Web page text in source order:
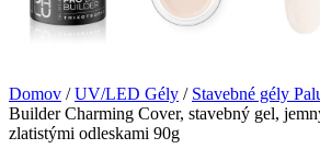
Domov /UV/LED Gély / Stavebné gély
Builder Charming Cover, stavebný gel,
zlatistými odleskami 90g